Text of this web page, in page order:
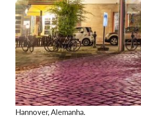
Hannover, Alemanha.